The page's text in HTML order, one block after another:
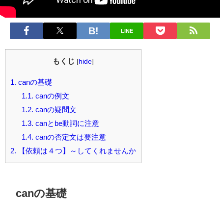
LINE
もくじ [hide]
1. canの基礎
1.1. canの例文
1.2. canの疑問文
1.3. canとbe動詞に注意
1.4. canの否定文は要注意
2. 【依頼は４つ】～してくれませんか
canの基礎